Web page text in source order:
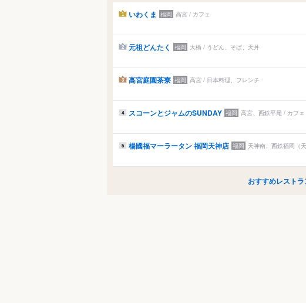
1 いわくま 福岡 高宮 / カフェ
2 元祖どんたく 福岡 大橋 / うどん、そば、天丼
3 高宮庭園茶寮 福岡 高宮 / 日本料理、フレンチ
4 スコーンとジャムのSUNDAY 福岡 高宮、西鉄平尾 / カフェ
5 楊國福マーラータン 福岡天神店 福岡 天神南、西鉄福岡（
おすすめレスト